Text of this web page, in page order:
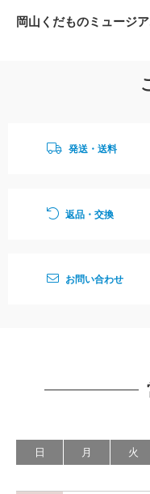
岡山くだものミュージ
発送・送料
返品・交換
お問い合わせ
日 月 火